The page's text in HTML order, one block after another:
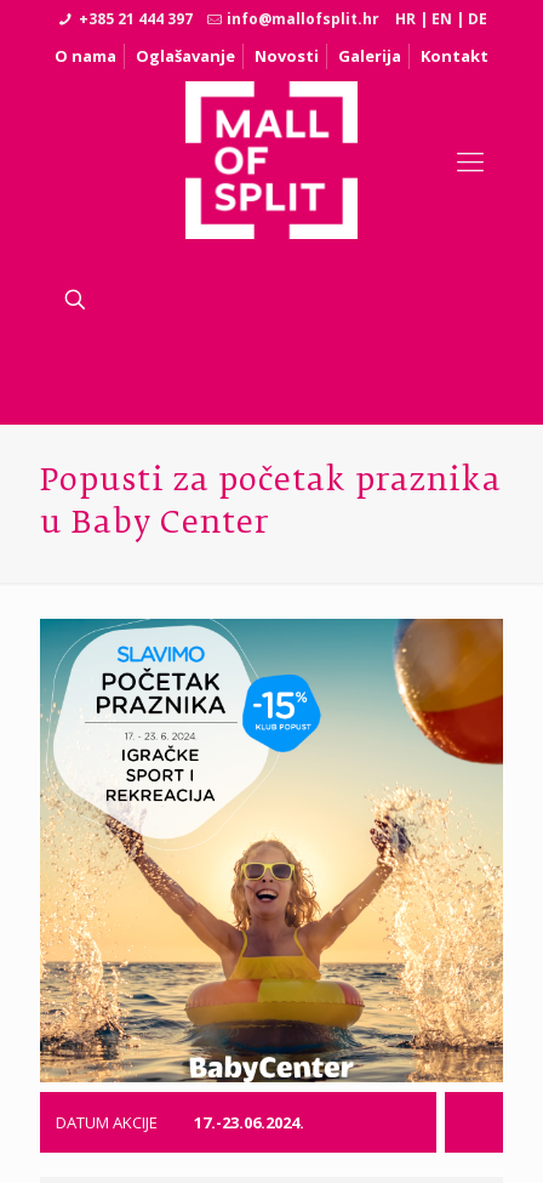
+385 21 444 397 info@mallofsplit.hr HR | EN | DE
O nama Oglašavanje Novosti Galerija Kontakt
Popusti za početak praznika
u Baby Center
DATUM AKCIJE 17.-23.06.2024.